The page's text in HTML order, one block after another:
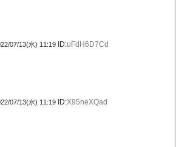
07/13(水) 11:19 ID:uFdH6D7Cd
07/13(水) 11:19 ID:X95neXQad